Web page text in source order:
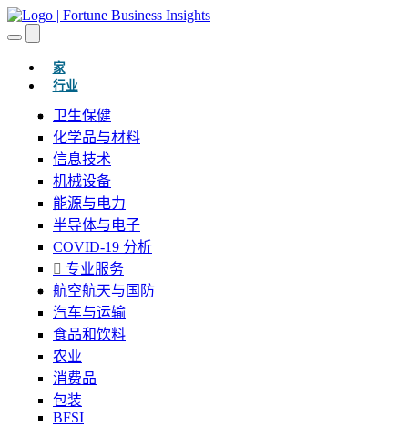
家(当前的)
行业
卫生保健
化学品与材料
信息技术
机械设备
能源与电力
半导体与电子
COVID-19 分析
专业服务
航空航天与国防
汽车与运输
食品和饮料
农业
消费品
包装
BFSI